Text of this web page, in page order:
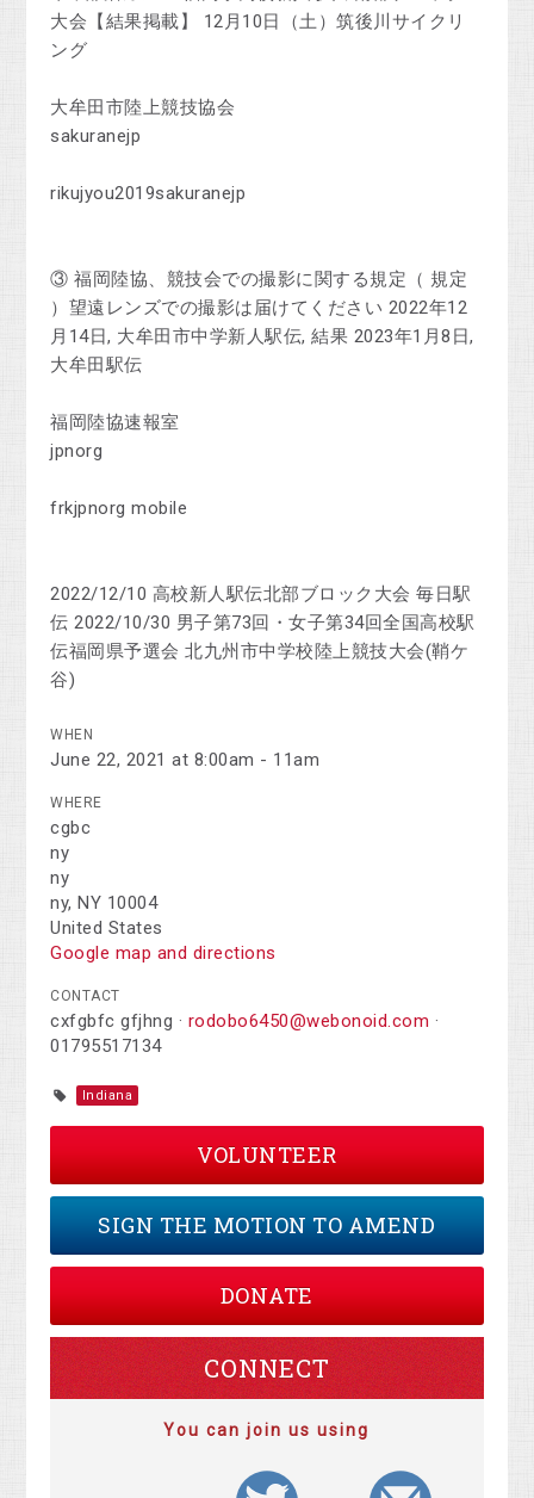
大会【結果掲載】 12月10日（土）筑後川サイクリ
ング
大牟田市陸上競技協会
sakuranejp
rikujyou2019sakuranejp
③ 福岡陸協、競技会での撮影に関する規定（ 規定
）望遠レンズでの撮影は届けてください 2022年12
月14日, 大牟田市中学新人駅伝, 結果 2023年1月8日,
大牟田駅伝
福岡陸協速報室
jpnorg
frkjpnorg mobile
2022/12/10 高校新人駅伝北部ブロック大会 毎日駅
伝 2022/10/30 男子第73回・女子第34回全国高校駅
伝福岡県予選会 北九州市中学校陸上競技大会(鞘ケ
谷)
WHEN
June 22, 2021 at 8:00am - 11am
WHERE
cgbc
ny
ny
ny, NY 10004
United States
Google map and directions
CONTACT
cxfgbfc gfjhng · rodobo6450@webonoid.com ·
01795517134
Indiana
VOLUNTEER
SIGN THE MOTION TO AMEND
DONATE
CONNECT
You can join us using